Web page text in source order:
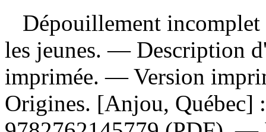
Dépouillement
les jeunes. — Description
imprimée. —Version
Origines. [Anjou,